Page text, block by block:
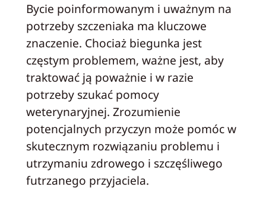
Bycie poinformowanym i uważnym na
potrzeby szczeniaka ma kluczowe
znaczenie. Chociaż biegunka jest
częstym problemem, ważne jest, aby
traktować ją poważnie i w razie
potrzeby szukać pomocy
weterynaryjnej. Zrozumienie
potencjalnych przyczyn może pomóc w
skutecznym rozwiązaniu problemu i
utrzymaniu zdrowego i szczęśliwego
futrzanego przyjaciela.